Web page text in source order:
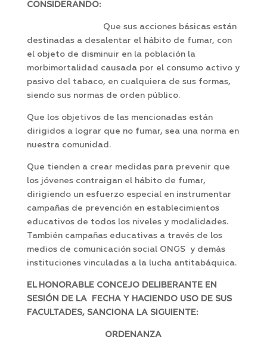
CONSIDERANDO:
Que sus acciones básicas están
destinadas a desalentar el hábito de fumar, con
el objeto de disminuir en la población la
morbimortalidad causada por el consumo activo y
pasivo del tabaco, en cualquiera de sus formas,
siendo sus normas de orden público.
Que los objetivos de las mencionadas están
dirigidos a lograr que no fumar, sea una norma en
nuestra comunidad.
Que tienden a crear medidas para prevenir que
los jóvenes contraigan el hábito de fumar,
dirigiendo un esfuerzo especial en instrumentar
campañas de prevención en establecimientos
educativos de todos los niveles y modalidades.
También campañas educativas a través de los
medios de comunicación social ONGS y demás
instituciones vinculadas a la lucha antitabáquica.
EL HONORABLE CONCEJO DELIBERANTE EN
SESIÓN DE LA FECHA Y HACIENDO USO DE SUS
FACULTADES, SANCIONA LA SIGUIENTE:
ORDENANZA